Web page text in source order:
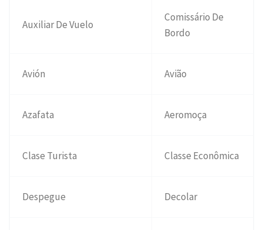
Auxiliar De Vuelo
Comissário De
Bordo
Avión Avião
Azafata Aeromoça
Clase Turista Classe Econômica
Despegue Decolar